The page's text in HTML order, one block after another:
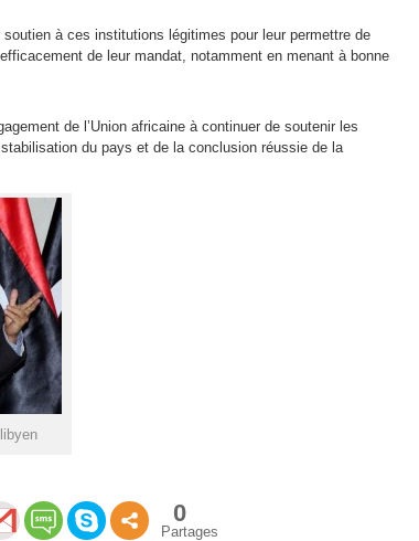
à ces institutions légitimes pour leur permettre de
de leur mandat, notamment en menant à bonne
de l’Union africaine à continuer de soutenir les
du pays et de la conclusion réussie de la
0
Partages